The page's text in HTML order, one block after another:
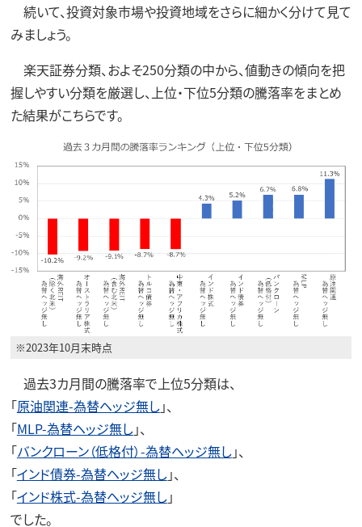
続いて、投資対象市場や投資地域をさらに細かく分けて見て
みましょう。
楽天証券分類、およそ250分類の中から、値動きの傾向を把
握しやすい分類を厳選し、上位・下位5分類の騰落率をまとめ
た結果がこちらです。
※2023年10月末時点
過去3カ月間の騰落率で上位5分類は、
「原油関連-為替ヘッジ無し」、
「MLP-為替ヘッジ無し」、
「バンクローン（低格付）-為替ヘッジ無し」、
「インド債券-為替ヘッジ無し」、
「インド株式-為替ヘッジ無し」
でした。